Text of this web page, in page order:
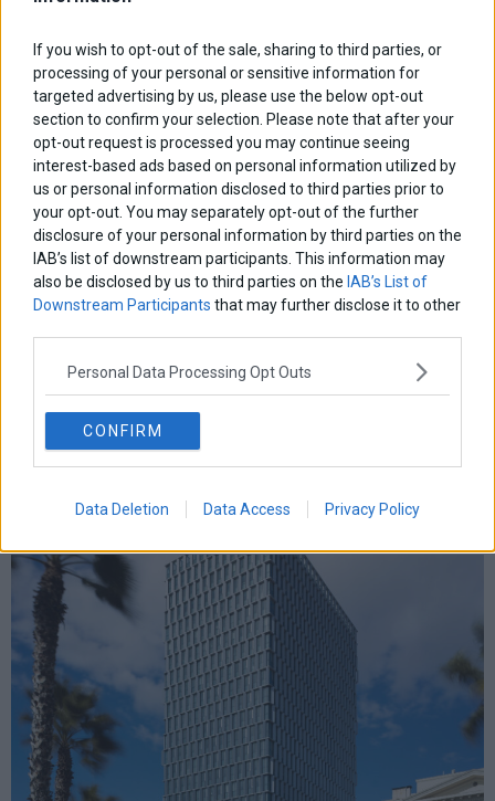
If you wish to opt-out of the sale, sharing to third parties, or
processing of your personal or sensitive information for
targeted advertising by us, please use the below opt-out
section to confirm your selection. Please note that after your
opt-out request is processed you may continue seeing
interest-based ads based on personal information utilized by
us or personal information disclosed to third parties prior to
your opt-out. You may separately opt-out of the further
disclosure of your personal information by third parties on the
IAB’s list of downstream participants. This information may
also be disclosed by us to third parties on the IAB’s List of
Downstream Participants that may further disclose it to other
Personal Data Processing Opt Outs
CONFIRM
Data Deletion Data Access Privacy Policy
μπορούν να μεταμορφώσουν την Αθήνα»
του Forbes βρέθηκαν οι προοπτικές ανάπτυξης του Ελαιώνα, οι
μεγάλες αστικές αναπλάσεις και το μέλλον της Αθήνας ως
επενδυτικού προορισμού, κατά τη συζήτηση του επικεφαλής
της DIMAND, Δημήτρης Ανδριόπουλος, με
21 Μαΐου 2026 Ελλάδα · Επιχειρήσεις